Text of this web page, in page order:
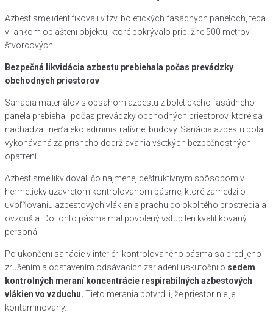
Azbest sme identifikovali v tzv. boletických fasádnych paneloch, teda
v ľahkom opláštení objektu, ktoré pokrývalo približne 500 metrov
štvorcových.
Bezpečná likvidácia azbestu prebiehala počas prevádzky
obchodných priestorov
Sanácia materiálov s obsahom azbestu z boletického fasádneho
panela prebiehali počas prevádzky obchodných priestorov, ktoré sa
nachádzali neďaleko administratívnej budovy. Sanácia azbestu bola
vykonávaná za prísneho dodržiavania všetkých bezpečnostných
opatrení.
Azbest sme likvidovali čo najmenej deštruktívnym spôsobom v
hermeticky uzavretom kontrolovanom pásme, ktoré zamedzilo
uvoľňovaniu azbestových vlákien a prachu do okolitého prostredia a
ovzdušia. Do tohto pásma mal povolený vstup len kvalifikovaný
personál.
Po ukončení sanácie v interiéri kontrolovaného pásma sa pred jeho
zrušením a odstavením odsávacích zariadení uskutočnilo sedem
kontrolných meraní koncentrácie respirabilných azbestových
vlákien vo vzduchu. Tieto merania potvrdili, že priestor nie je
kontaminovaný.